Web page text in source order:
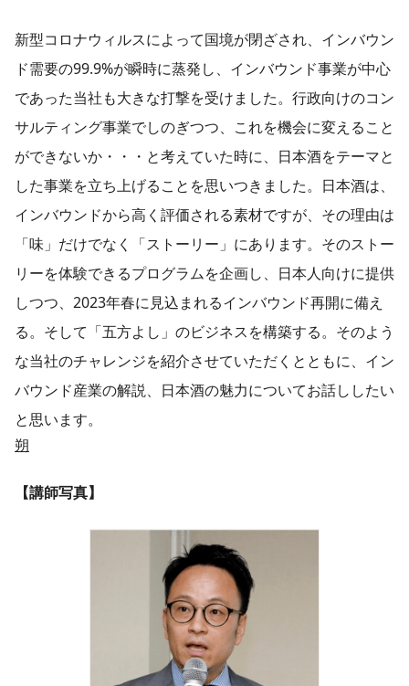
新型コロナウィルスによって国境が閉ざされ、インバウン
ド需要の99.9%が瞬時に蒸発し、インバウンド事業が中心
であった当社も大きな打撃を受けました。行政向けのコン
サルティング事業でしのぎつつ、これを機会に変えること
ができないか・・・と考えていた時に、日本酒をテーマと
した事業を立ち上げることを思いつきました。日本酒は、
インバウンドから高く評価される素材ですが、その理由は
「味」だけでなく「ストーリー」にあります。そのストー
リーを体験できるプログラムを企画し、日本人向けに提供
しつつ、2023年春に見込まれるインバウンド再開に備え
る。そして「五方よし」のビジネスを構築する。そのよう
な当社のチャレンジを紹介させていただくとともに、イン
バウンド産業の解説、日本酒の魅力についてお話ししたい
と思います。
朔
【講師写真】